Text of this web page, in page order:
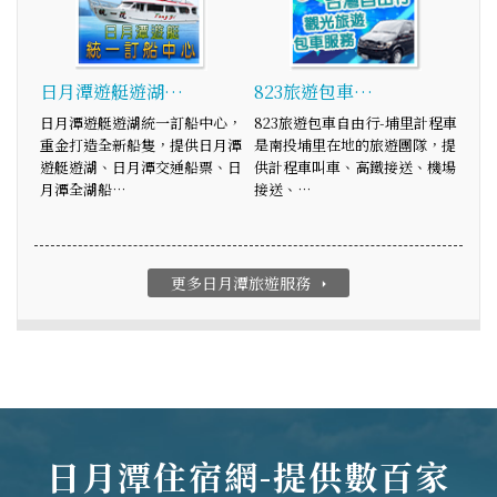
日月潭遊艇遊湖…
日月潭遊艇遊湖統一訂船中心，
重金打造全新船隻，提供日月潭
遊艇遊湖、日月潭交通船票、日
月潭全湖船…
823旅遊包車…
823旅遊包車自由行-埔里計程車
是南投埔里在地的旅遊團隊，提
供計程車叫車、高鐵接送、機場
接送、…
更多日月潭旅遊服務 arrow_right
日月潭住宿網-提供數百家